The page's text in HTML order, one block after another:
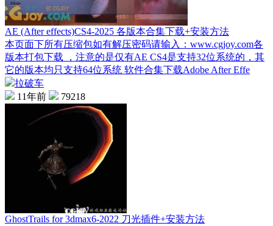
AE (After effects)CS4-2025 各版本合集下载+安装方法
本页面下所有压缩包如有解压密码请输入：www.cgjoy.com各
版本打包下载 ，注意的是仅有AE CS4是支持32位系统的，其
它的版本均只支持64位系统 软件合集下载Adobe After Effe
拉破车
11年前
79218
GhostTrails for 3dmax6-2022 刀光插件+安装方法